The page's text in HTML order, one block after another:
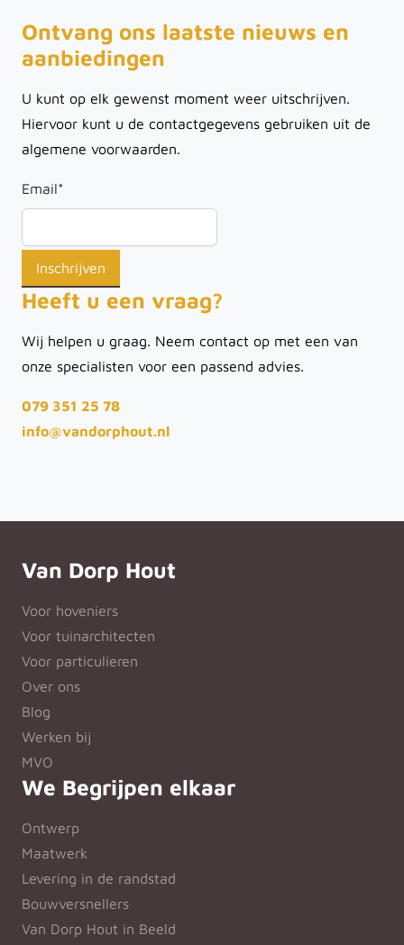
Ontvang ons laatste nieuws en
aanbiedingen
U kunt op elk gewenst moment weer uitschrijven.
Hiervoor kunt u de contactgegevens gebruiken uit de
algemene voorwaarden.
Email*
Heeft u een vraag?
Wij helpen u graag. Neem contact op met een van
onze specialisten voor een passend advies.
079 351 25 78
info@vandorphout.nl
Van Dorp Hout
Voor hoveniers
Voor tuinarchitecten
Voor particulieren
Over ons
Blog
Werken bij
MVO
We Begrijpen elkaar
Ontwerp
Maatwerk
Levering in de randstad
Bouwversnellers
Van Dorp Hout in Beeld